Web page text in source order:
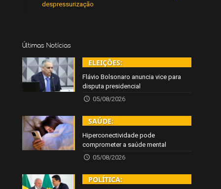
despressurização
Últimas Notícias
ELEIÇÕES:
Flávio Bolsonaro anuncia vice para
disputa presidencial
05/08/2026
SAÚDE:
Hiperconectividade pode
comprometer a saúde mental
05/08/2026
POLÍTICA: